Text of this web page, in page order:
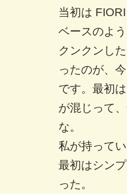
当初は
ベースのよ
クンクンし
ったのが、
です。最初
が混じって
な。
私が持って
最初はシン
った。